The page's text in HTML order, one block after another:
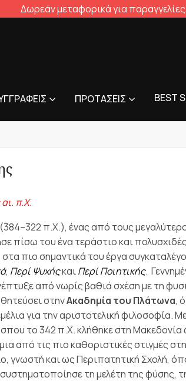
Δωρεάν μεταφορικά για
ΠΡΟΤΆΣΕΙΣ BEST
π.Χ.
π.Χ.), ένας από τους
πίσω του ένα τεράστιο και
πιο σημαντικά του έργα
, Περί ΨυχήςκαιΠερί Ποιητικής.
από νωρίς βαθιά σχέση με τη
στηνΑκαδημία του Πλάτωνα,
για την αριστοτελική φιλοσοφία.
το 342 π.Χ. κλήθηκε στη
από τις πιο καθοριστικές στιγμές
γνωστή και ως Περιπατητική Σχολή,
τη μελέτη της φύσης,